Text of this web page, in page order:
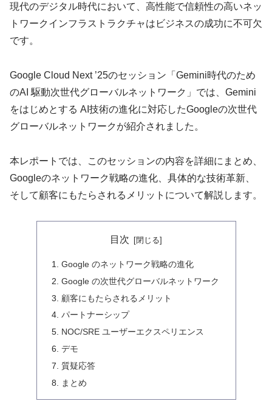
現代のデジタル時代において、高性能で信頼性の高いネッ
トワークインフラストラクチャはビジネスの成功に不可欠
です。
Google Cloud Next ’25のセッション「Gemini時代のため
のAI 駆動次世代グローバルネットワーク」では、Gemini
をはじめとする AI技術の進化に対応したGoogleの次世代
グローバルネットワークが紹介されました。
本レポートでは、このセッションの内容を詳細にまとめ、
Googleのネットワーク戦略の進化、具体的な技術革新、
そして顧客にもたらされるメリットについて解説します。
目次
Google のネットワーク戦略の進化
Google の次世代グローバルネットワーク
顧客にもたらされるメリット
パートナーシップ
NOC/SRE ユーザーエクスペリエンス
デモ
質疑応答
まとめ